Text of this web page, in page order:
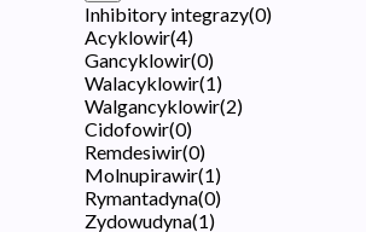
Inhibitory integrazy(0)
Acyklowir(4)
Gancyklowir(0)
Walacyklowir(1)
Walgancyklowir(2)
Cidofowir(0)
Remdesiwir(0)
Molnupirawir(1)
Rymantadyna(0)
Zydowudyna(1)